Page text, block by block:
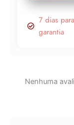
7 dias
garantia
Nenhuma